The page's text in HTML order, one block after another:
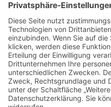
Rechtsberatung
Wirtschaftsprüfung